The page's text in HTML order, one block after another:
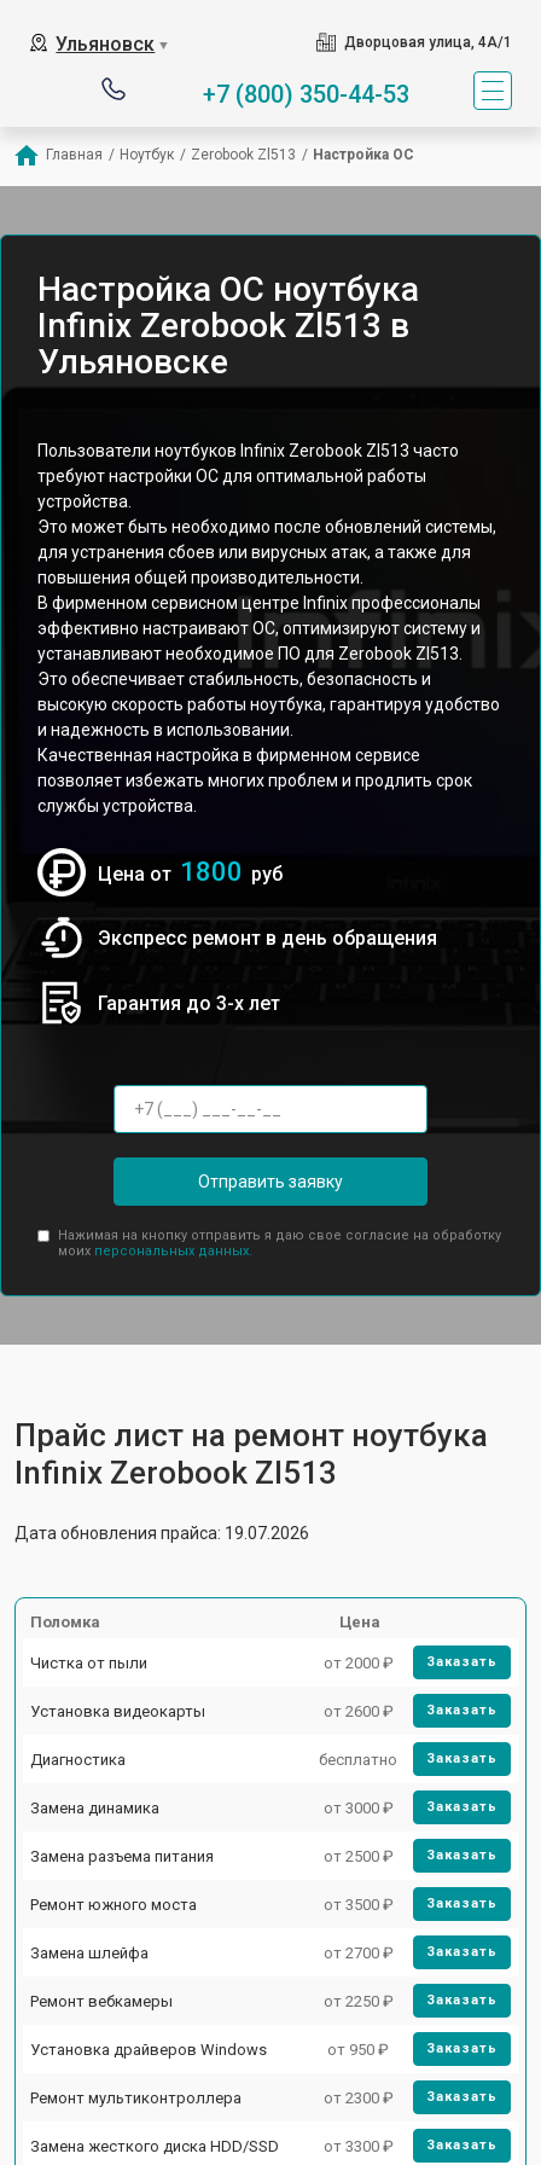
Ульяновск ▼ Дворцовая улица, 4А/1
+7 (800) 350-44-53
Главная / Ноутбук / Zerobook Zl513 / Настройка ОС
Настройка ОС ноутбука
Infinix Zerobook Zl513 в
Ульяновске
Пользователи ноутбуков Infinix Zerobook Zl513 часто
требуют настройки ОС для оптимальной работы
устройства.
Это может быть необходимо после обновлений системы,
для устранения сбоев или вирусных атак, а также для
повышения общей производительности.
В фирменном сервисном центре Infinix профессионалы
эффективно настраивают ОС, оптимизируют систему и
устанавливают необходимое ПО для Zerobook Zl513.
Это обеспечивает стабильность, безопасность и
высокую скорость работы ноутбука, гарантируя удобство
и надежность в использовании.
Качественная настройка в фирменном сервисе
позволяет избежать многих проблем и продлить срок
службы устройства.
Цена от 1800 руб
Экспресс ремонт в день обращения
Гарантия до 3-х лет
Отправить заявку
Нажимая на кнопку отправить я даю свое согласие на обработку
моих персональных данных.
Прайс лист на ремонт ноутбука
Infinix Zerobook Zl513
Дата обновления прайса: 19.07.2026
Поломка Цена
Чистка от пыли от 2000 ₽ Заказать
Установка видеокарты от 2600 ₽ Заказать
Диагностика бесплатно Заказать
Замена динамика от 3000 ₽ Заказать
Замена разъема питания от 2500 ₽ Заказать
Ремонт южного моста от 3500 ₽ Заказать
Замена шлейфа от 2700 ₽ Заказать
Ремонт вебкамеры от 2250 ₽ Заказать
Установка драйверов Windows от 950 ₽ Заказать
Ремонт мультиконтроллера от 2300 ₽ Заказать
Замена жесткого диска HDD/SSD от 3300 ₽ Заказать